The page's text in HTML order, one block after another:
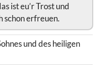
ist eu’r Trost und
schon erfreuen.
und des heiligen